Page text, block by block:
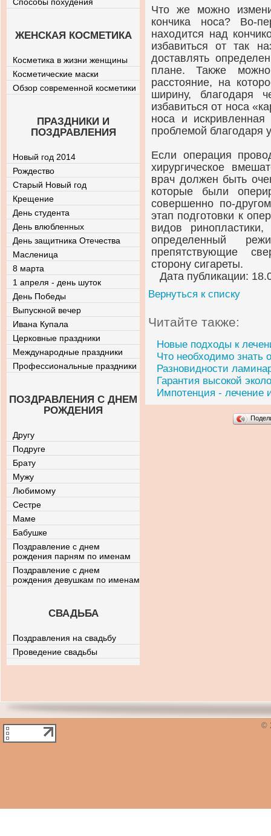
Что же можно
кончика носа? Во-
находится над
избавиться от так
доставлять
плане. Также
расстояние, на
ширину, благодаря
избавиться от носа
носа и искривленная
проблемой благодаря
Если операция
хирургическое
врач должен быть
которые были
совершенно по-
этап подготовки к
видов
определенный
препятствующие
сторону сигареты.
Дата публикации:
Вернуться к списку
Читайте также:
Новые подходы к
Что необходимо знать
Разновидности
Гарантия высокой
Импотенция - лечение
ЖЕНСКАЯ КОСМЕТИКА
Косметика в жизни женщины
Косметические маски
Обзор современной косметики
ПРАЗДНИКИ И
ПОЗДРАВЛЕНИЯ
Новый год 2014
Рождество
Старый Новый год
Крещение
День студента
День влюбленных
День защитника Отечества
Масленица
8 марта
1 апреля - день шуток
День Победы
Выпускной вечер
Ивана Купала
Церковные праздники
Международные праздники
Профессиональные праздники
ПОЗДРАВЛЕНИЯ С ДНЕМ
РОЖДЕНИЯ
Другу
Подруге
Брату
Мужу
Любимому
Сестре
Маме
Бабушке
Поздравление с днем
рождения парням по именам
Поздравление с днем
рождения девушкам по именам
СВАДЬБА
Поздравления на свадьбу
Проведение свадьбы
©